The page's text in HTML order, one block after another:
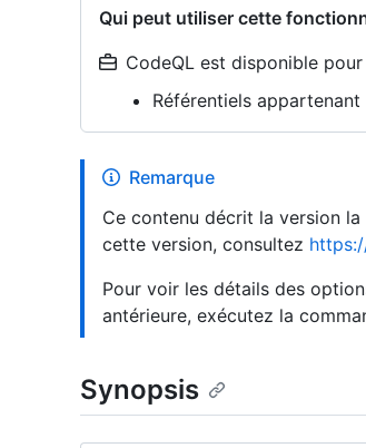
Qui peut utiliser cette
CodeQL est disponible
Référentiels appartenant
Remarque
Ce contenu décrit la version
cette version, consultez
Pour voir les détails des
antérieure, exécutez la
Synopsis